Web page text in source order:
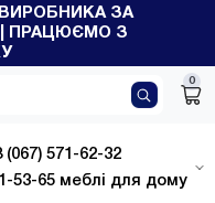
ЗА
ПРАЦЮЄМО З
0
(067) 571-62-32
53-65 меблі для дому